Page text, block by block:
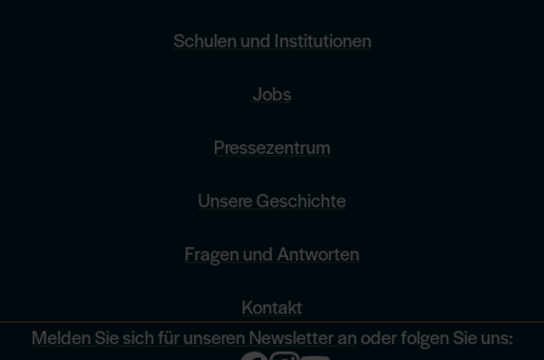
Schulen und Institutionen
Jobs
Pressezentrum
Unsere Geschichte
Fragen und Antworten
Kontakt
Melden Sie sich für unseren Newsletter anoder folgen Sie uns: